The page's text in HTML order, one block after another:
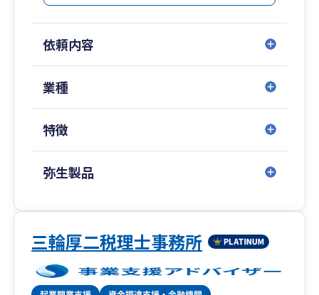
依頼内容
業種
特徴
弥生製品
三輪厚二税理士事務所